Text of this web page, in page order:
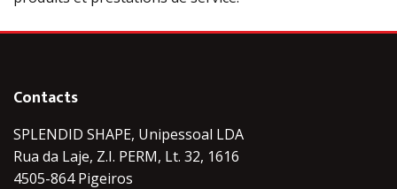
Contacts
SPLENDID SHAPE, Unipessoal LDA
Rua da Laje, Z.I. PERM, Lt. 32, 1616
4505-864 Pigeiros